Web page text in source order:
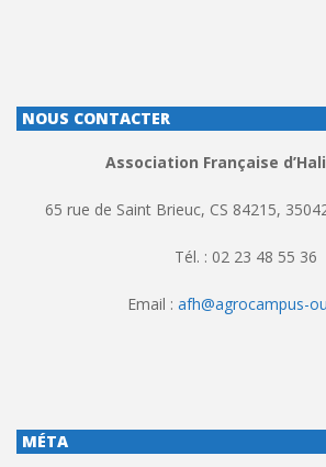
NOUS CONTACTER
Association Française
65 rue de Saint Brieuc, CS 84215,
Tél. : 02 23 48 55 36
Email : afh@agrocampus-
MÉTA